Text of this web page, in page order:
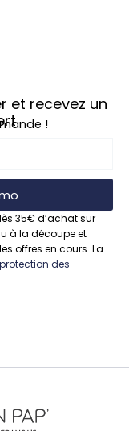
et recevez un
!
35€ d’achat sur
à la découpe et
offres en cours. La
des